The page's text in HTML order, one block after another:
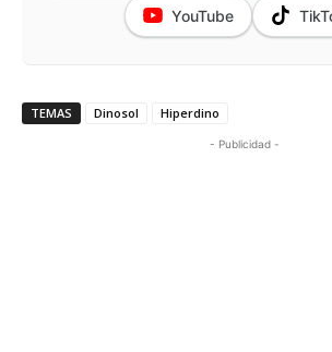
YouTube
TEMAS Dinosol Hiperdino
- Publicidad -